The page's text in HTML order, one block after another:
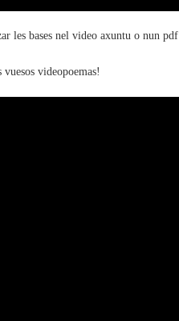
les bases nel video axuntu o nun pdf
vuesos videopoemas!